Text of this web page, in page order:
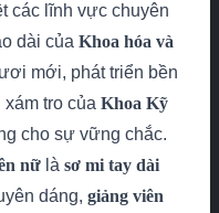
các lĩnh vực chuyên
dài của Khoa hóa và
mới, phát triển bền
xám tro của Khoa Kỹ
cho sự vững chắc.
nữ là sơ mi tay dài
dáng, giảng viên